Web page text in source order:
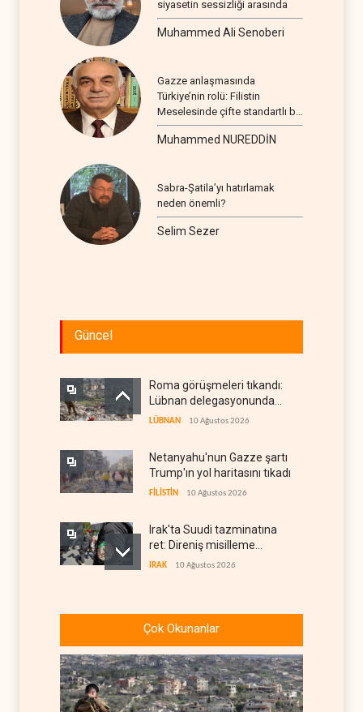
siyasetin sessizliği arasında
Muhammed Ali Senoberi
Gazze anlaşmasında
Türkiye’nin rolü: Filistin
Meselesinde çifte standartlı bir
seyir
Muhammed NUREDDİN
Sabra-Şatila’yı hatırlamak
neden önemli?
Selim Sezer
Güncel
Roma görüşmeleri tıkandı:
Lübnan delegasyonunda
anlaşmazlık çıktı
LÜBNAN 10 Ağustos 2026
Netanyahu'nun Gazze şartı
Trump'ın yol haritasını tıkadı
FİLİSTİN 10 Ağustos 2026
Irak'ta Suudi tazminatına
ret: Direniş misilleme
şartında ısrarlı
IRAK 10 Ağustos 2026
güçlerinin Muha'daki askeri
depolarını vurdu
Nüceba Hareketi: ABD'nin
Irak petrolü üzerindeki
hakimiyeti bitmeli
IRAK 10 Ağustos 2026
Çok Okunanlar